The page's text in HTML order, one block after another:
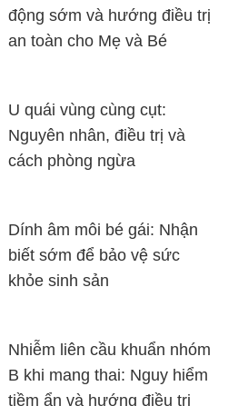
động sớm và hướng điều trị
an toàn cho Mẹ và Bé
U quái vùng cùng cụt:
Nguyên nhân, điều trị và
cách phòng ngừa
Dính âm môi bé gái: Nhận
biết sớm để bảo vệ sức
khỏe sinh sản
Nhiễm liên cầu khuẩn nhóm
B khi mang thai: Nguy hiểm
tiềm ẩn và hướng điều trị